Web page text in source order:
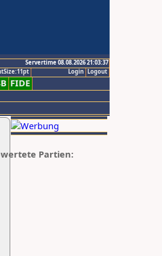
Servertime 08.08.2026 21:03:37
Logout
Login
FIDE
Partien: